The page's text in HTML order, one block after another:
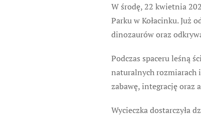
W środę, 22 kwietnia
Parku w Kołacinku. Już
dinozaurów oraz
Podczas spaceru leśną
naturalnych rozmiarach
zabawę, integrację oraz
Wycieczka dostarczyła